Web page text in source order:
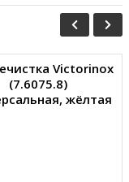
Victorinox
(7.6075.8)
жёлтая